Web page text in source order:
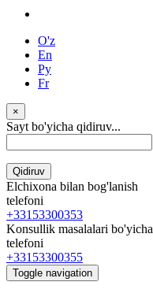
O'z
En
Ру
Fr
×
Sayt bo'yicha qidiruv...
Qidiruv
Elchixona bilan bog'lanish
telefoni
+33153300353
Konsullik masalalari bo'yicha
telefoni
+33153300355
Toggle navigation